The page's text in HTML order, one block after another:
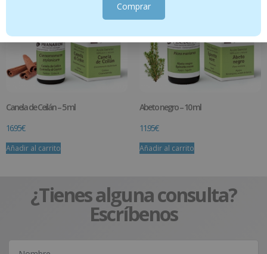
Canela de Ceilán – 5 ml
16.95€
Añadir al carrito
Abeto negro – 10 ml
11.95€
Añadir al carrito
¿Tienes alguna consulta?
Escríbenos
Comprar